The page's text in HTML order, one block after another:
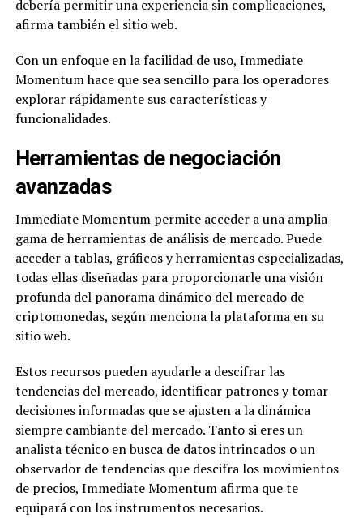
debería permitir una experiencia sin complicaciones,
afirma también el sitio web.
Con un enfoque en la facilidad de uso, Immediate
Momentum hace que sea sencillo para los operadores
explorar rápidamente sus características y
funcionalidades.
Herramientas de negociación
avanzadas
Immediate Momentum permite acceder a una amplia
gama de herramientas de análisis de mercado. Puede
acceder a tablas, gráficos y herramientas especializadas,
todas ellas diseñadas para proporcionarle una visión
profunda del panorama dinámico del mercado de
criptomonedas, según menciona la plataforma en su
sitio web.
Estos recursos pueden ayudarle a descifrar las
tendencias del mercado, identificar patrones y tomar
decisiones informadas que se ajusten a la dinámica
siempre cambiante del mercado. Tanto si eres un
analista técnico en busca de datos intrincados o un
observador de tendencias que descifra los movimientos
de precios, Immediate Momentum afirma que te
equipará con los instrumentos necesarios.